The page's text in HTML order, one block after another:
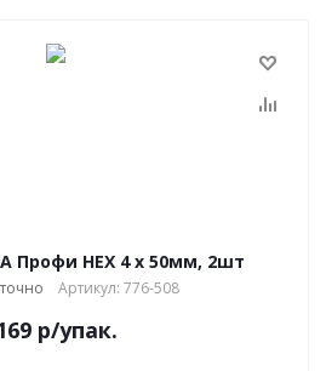
Профи HEX 4 х 50мм, 2шт
Артикул: 776-508
р/упак.